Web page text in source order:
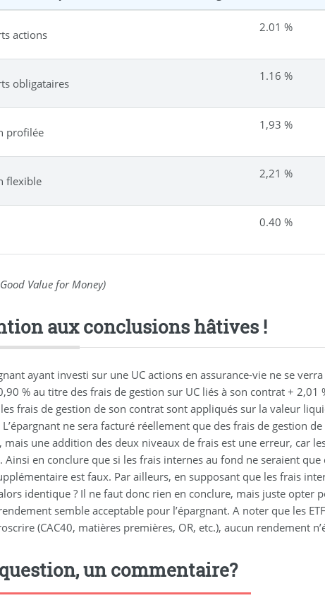
actions
2.01 %
obligataires
1.16 %
profilée
1,93 %
flexible
2,21 %
0.40 %
Value for Money)
aux conclusions hâtives !
ayant investi sur une UC actions en assurance-vie ne se
% au titre des frais de gestion sur UC liés à son contrat +
frais de gestion de son contrat sont appliqués sur la valeur
ne sera facturé réellement que des frais de gestion
mais une addition des deux niveaux de frais est une erreur, car
Ainsi en conclure que si les frais internes au fond ne seraient
est faux. Par ailleurs, en supposant que les frais
identique ? Il ne faut donc rien en conclure, mais juste opter
semble acceptable pour l’épargnant. A noter que les
(CAC40, matières premières, OR, etc.), aucun rendement
un commentaire?